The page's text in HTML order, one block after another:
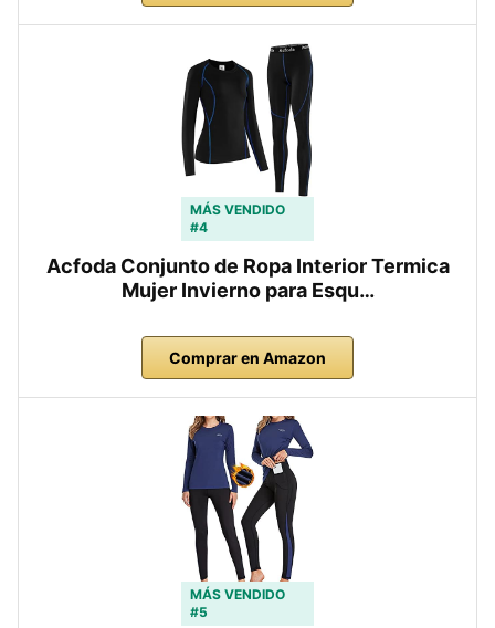
MÁS VENDIDO
#4
Acfoda Conjunto de Ropa Interior Termica
Mujer Invierno para Esqu…
Comprar en Amazon
MÁS VENDIDO
#5